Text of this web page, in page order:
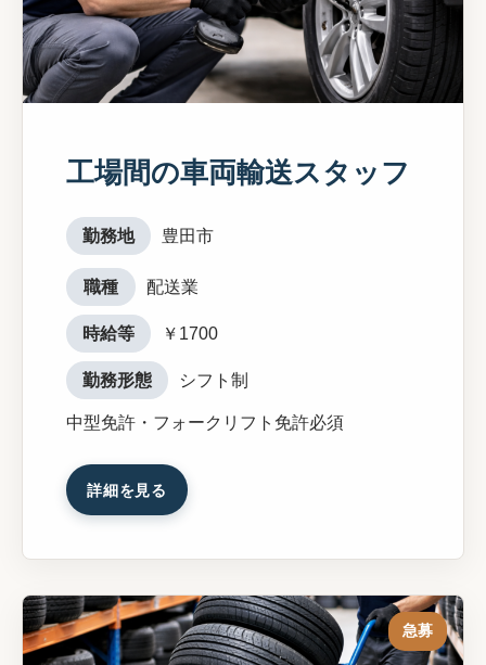
工場間の車両輸送スタッフ
勤務地 豊田市
職種 配送業
時給等 ￥1700
勤務形態 シフト制
中型免許・フォークリフト免許必須
詳細を見る
急募